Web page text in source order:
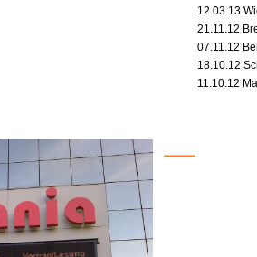
12.03.13
21.11.12
07.11.12
18.10.12
11.10.12